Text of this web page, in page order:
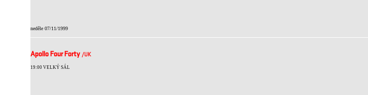
neděle 07/11/1999
Apollo Four Forty /UK
19:00 VELKÝ SÁL